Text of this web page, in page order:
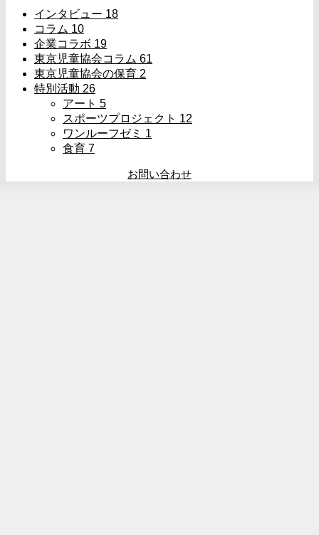
インタビュー 18
コラム 10
企業コラボ 19
東京児童協会コラム 61
東京児童協会の保育 2
特別活動 26
アート 5
スポーツプロジェクト 12
ワンルーフゼミ 1
食育 7
お問い合わせ